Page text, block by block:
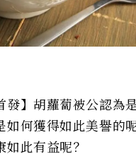
發】胡蘿蔔被公認為
如何獲得如此美譽的
此有益呢？